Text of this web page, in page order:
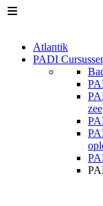
Atlantik
PADI
zee